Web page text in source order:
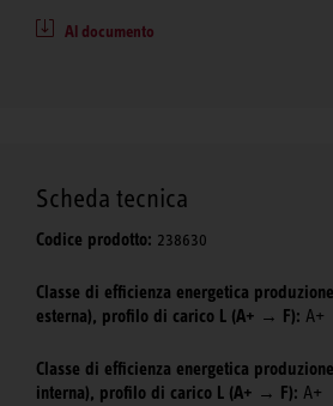
Al documento
Scheda tecnica
Codice prodotto: 238630
Classe di efficienza energetica
esterna), profilo di carico L (A+ → F): A+
Classe di efficienza energetica
interna), profilo di carico L (A+ → F): A+